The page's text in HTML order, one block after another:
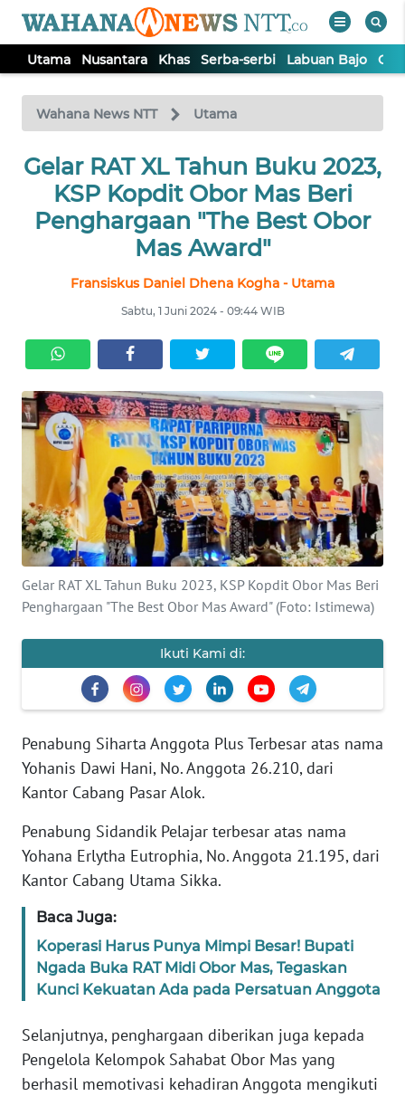
Utama Nusantara Khas Serba-serbi Labuan Bajo
Wahana News NTT Utama
Gelar RAT XL Tahun Buku 2023,
KSP Kopdit Obor Mas Beri
Penghargaan "The Best Obor
Mas Award"
Fransiskus Daniel Dhena Kogha - Utama
Sabtu, 1 Juni 2024 - 09:44 WIB
Gelar RAT XL Tahun Buku 2023, KSP Kopdit Obor Mas Beri
Penghargaan "The Best Obor Mas Award" (Foto: Istimewa)
Ikuti Kami di:
Penabung Siharta Anggota Plus Terbesar atas nama
Yohanis Dawi Hani, No. Anggota 26.210, dari
Kantor Cabang Pasar Alok.
Penabung Sidandik Pelajar terbesar atas nama
Yohana Erlytha Eutrophia, No. Anggota 21.195, dari
Kantor Cabang Utama Sikka.
Baca Juga:
Koperasi Harus Punya Mimpi Besar! Bupati
Ngada Buka RAT Midi Obor Mas, Tegaskan
Kunci Kekuatan Ada pada Persatuan Anggota
Selanjutnya, penghargaan diberikan juga kepada
Pengelola Kelompok Sahabat Obor Mas yang
berhasil memotivasi kehadiran Anggota mengikuti
TV
Tutup
UTAMA
NUSANTARA
SERBI
LABUAN
BAJO
Informasi
INDEKS
BERITA
KONTAK
TENTANG
KAMI
MEDIA
SIBER
KARIR
DISCLAIMER
Wahana
News
Regional